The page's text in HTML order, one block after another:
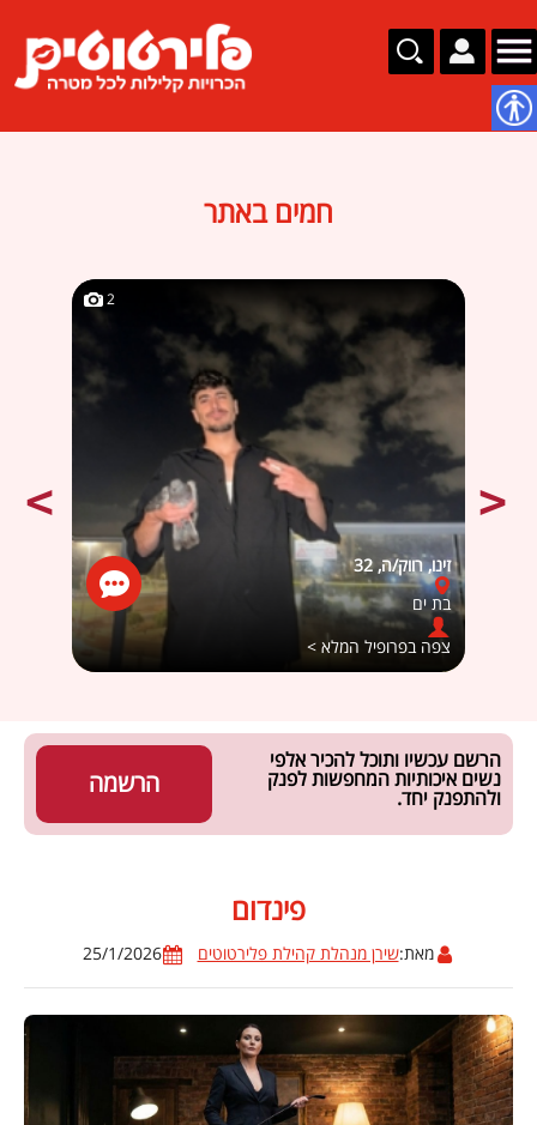
חמים באתר
2
זינו, רווק/ה, 32
בת ים
צפה בפרופיל המלא >
הרשמה
הרשם עכשיו ותוכל להכיר אלפי
נשים איכותיות המחפשות לפנק
ולהתפנק יחד.
פינדום
מאת:שירן מנהלת קהילת פלירטוטים 25/1/2026